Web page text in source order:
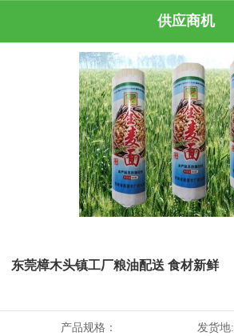
供应商机
东莞樟木头镇工厂粮油配送 食材新鲜
产品规格： 发货地: